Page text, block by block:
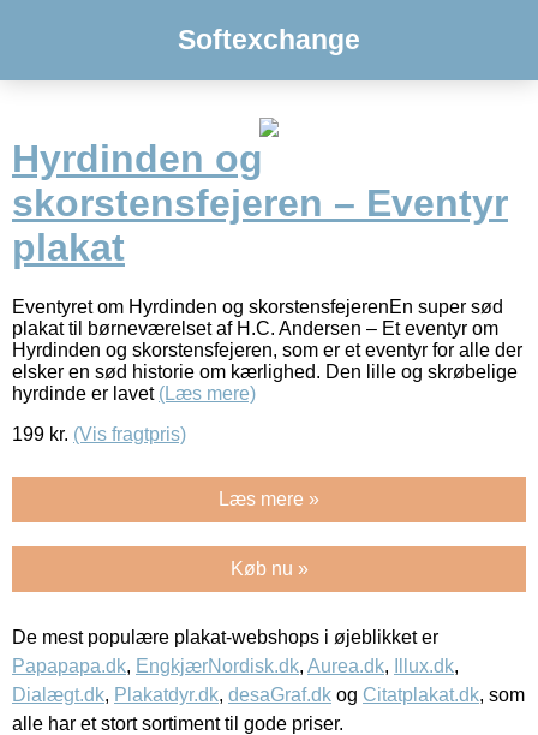
Softexchange
Hyrdinden og
skorstensfejeren – Eventyr
plakat
Eventyret om Hyrdinden og skorstensfejerenEn super sød
plakat til børneværelset af H.C. Andersen – Et eventyr om
Hyrdinden og skorstensfejeren, som er et eventyr for alle der
elsker en sød historie om kærlighed. Den lille og skrøbelige
hyrdinde er lavet (Læs mere)
199 kr. (Vis fragtpris)
Læs mere »
Køb nu »
De mest populære plakat-webshops i øjeblikket er
Papapapa.dk, EngkjærNordisk.dk, Aurea.dk, Illux.dk,
Dialægt.dk, Plakatdyr.dk, desaGraf.dk og Citatplakat.dk, som
alle har et stort sortiment til gode priser.